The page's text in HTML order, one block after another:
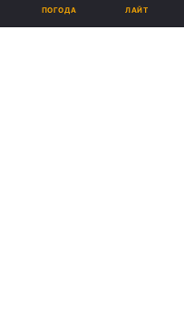
ПОГОДА ЛАЙТ